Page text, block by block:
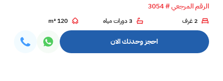
الرقم المرجعي # 3054
2 غرف 3 دورات مياه 120 m²
احجز وحدتك الان